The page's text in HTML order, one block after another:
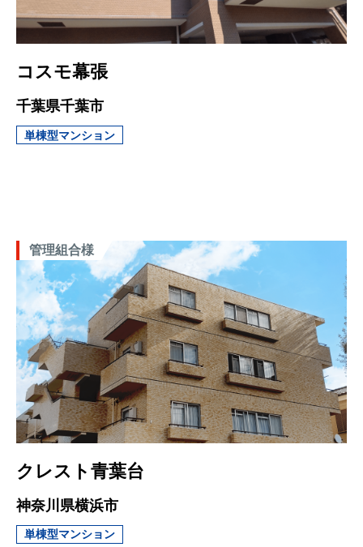
コスモ幕張
千葉県千葉市
単棟型マンション
管理組合様
クレスト青葉台
神奈川県横浜市
単棟型マンション